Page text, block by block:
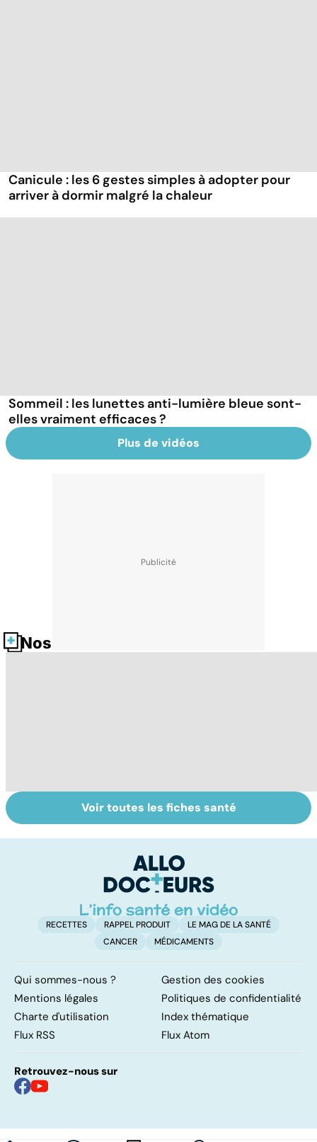
Canicule : les 6 gestes simples à adopter pour
arriver à dormir malgré la chaleur
Sommeil : les lunettes anti-lumière bleue sont-
elles vraiment efficaces ?
Plus de vidéos
Nos fiches santé
Bien dormir,
mais... sans
Fatigue
chronique : un
connu
Voir toutes les fiches santé
RECETTES RAPPEL PRODUIT
LE MAG DE LA SANTÉ
CANCER
MÉDICAMENTS
Qui sommes-nous ?
Gestion des cookies
Mentions légales
Politiques de confidentialité
Charte d'utilisation
Index thématique
Flux RSS
Flux Atom
Retrouvez-nous sur